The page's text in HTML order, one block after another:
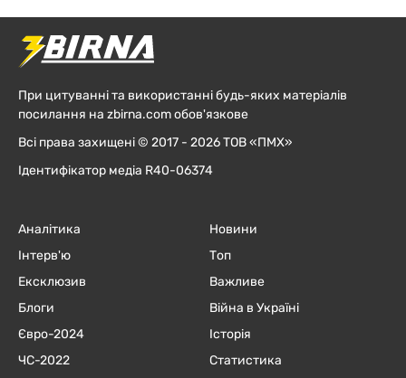
При цитуванні та використанні будь-яких матеріалів
посилання на zbirna.com обов'язкове
Всі права захищені © 2017 - 2026 ТОВ «ПМХ»
Ідентифікатор медіа R40-06374
Аналітика
Інтерв'ю
Ексклюзив
Блоги
Євро-2024
ЧC-2022
Новини
Топ
Важливе
Війна в Україні
Історія
Статистика